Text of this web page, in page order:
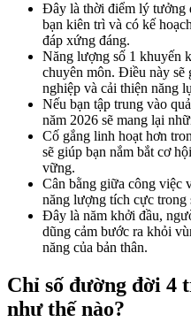
Đây là thời điểm lý tưởng
bạn kiên trì và có kế
đáp xứng đáng.
Năng lượng số 1 khuyến
chuyên môn. Điều này sẽ
nghiệp và cải thiện năng
Nếu bạn tập trung vào
năm 2026 sẽ mang lại
Cố gắng linh hoạt hơn
sẽ giúp bạn nắm bắt cơ
vững.
Cân bằng giữa công việc
năng lượng tích cực trong
Đây là năm khởi đầu,
dũng cảm bước ra khỏi
năng của bản thân.
Chỉ số đường đời 4
như thế nào?